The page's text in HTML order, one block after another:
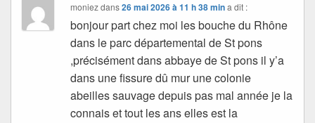
moniezdans26 mai 2026 à 11 h 38 min a dit :
bonjour part chez moi les bouche du Rhône
dans le parc départemental de St pons
,précisément dans abbaye de St pons il y’a
dans une fissure dû mur une colonie
abeilles sauvage depuis pas mal année je la
connais et tout les ans elles est la